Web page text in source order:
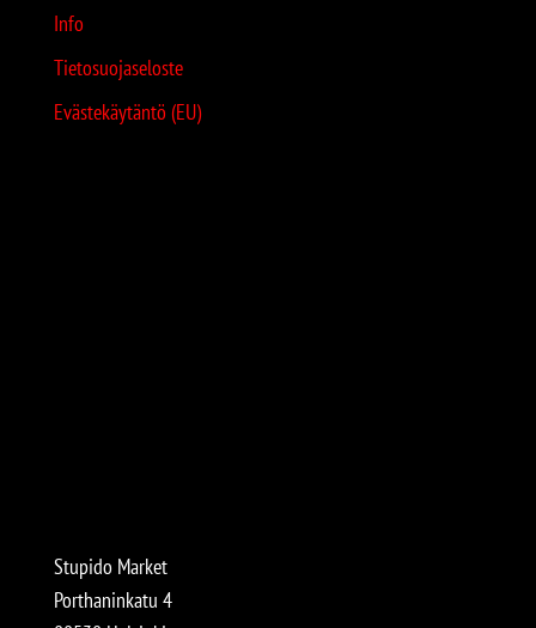
Info
Tietosuojaseloste
Evästekäytäntö (EU)
Stupido Market
Porthaninkatu 4